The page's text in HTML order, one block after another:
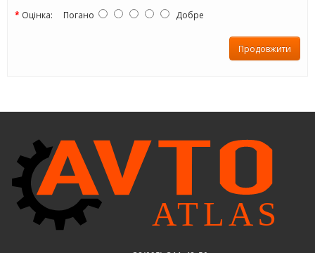
Оцінка: Погано Добре
Продовжити